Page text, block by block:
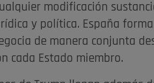
modificación
y política. España
de manera conjunta
cada Estado miembro.